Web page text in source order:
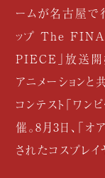
ームが名古屋で
ップ The FINAL
PIECE」放送開
アニメーションと
コンテスト「ワン
催。8月3日、「
されたコスプレ